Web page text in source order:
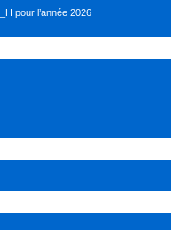
pour l’année 2026